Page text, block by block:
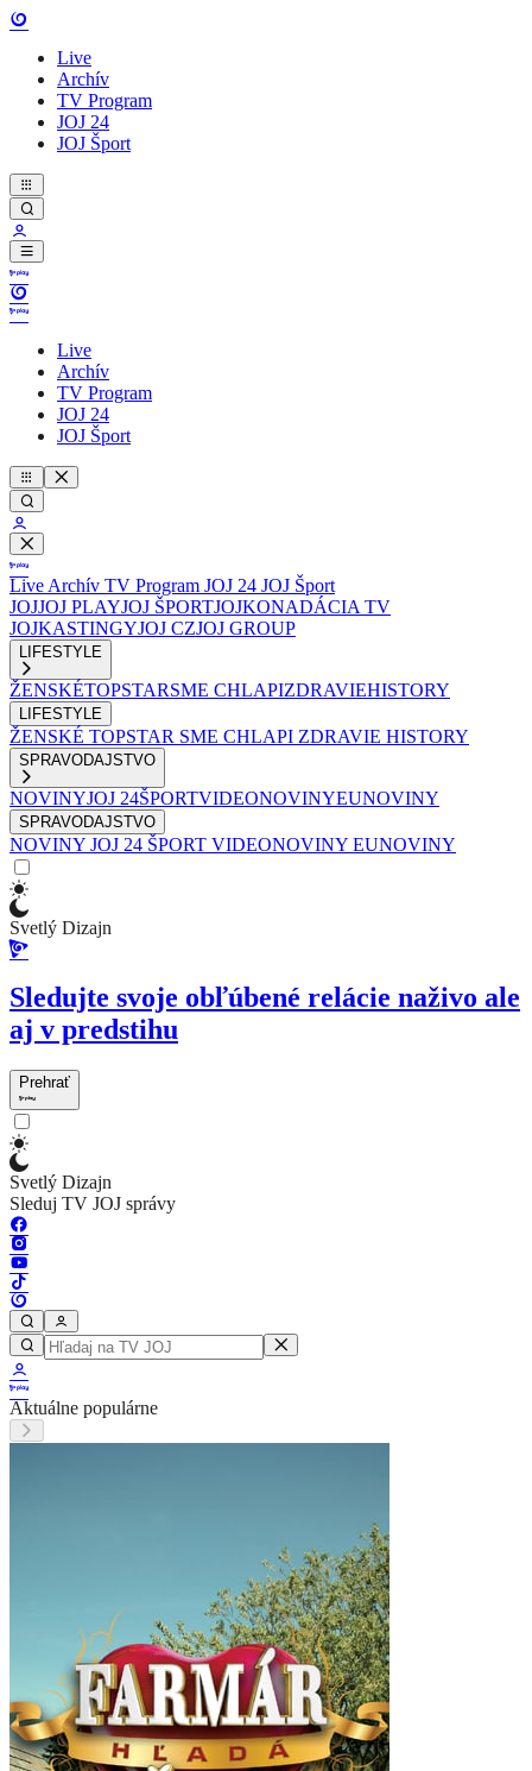
Live
Archív
TV Program
JOJ 24
JOJ Šport
Live
Archív
TV Program
JOJ 24
JOJ Šport
Live Archív TV Program JOJ 24 JOJ Šport
JOJJOJ PLAYJOJ ŠPORTJOJKONADÁCIA TV
JOJKASTINGYJOJ CZJOJ GROUP
LIFESTYLE
ŽENSKÉTOPSTARSME CHLAPIZDRAVIEHISTORY
LIFESTYLE
ŽENSKÉ TOPSTAR SME CHLAPI ZDRAVIE HISTORY
SPRAVODAJSTVO
NOVINYJOJ 24ŠPORTVIDEONOVINYEUNOVINY
SPRAVODAJSTVO
NOVINY JOJ 24 ŠPORT VIDEONOVINY EUNOVINY
Svetlý Dizajn
Sledujte svoje obľúbené relácie naživo ale
aj v predstihu
Prehrať
Svetlý Dizajn
Sleduj TV JOJ správy
Aktuálne populárne